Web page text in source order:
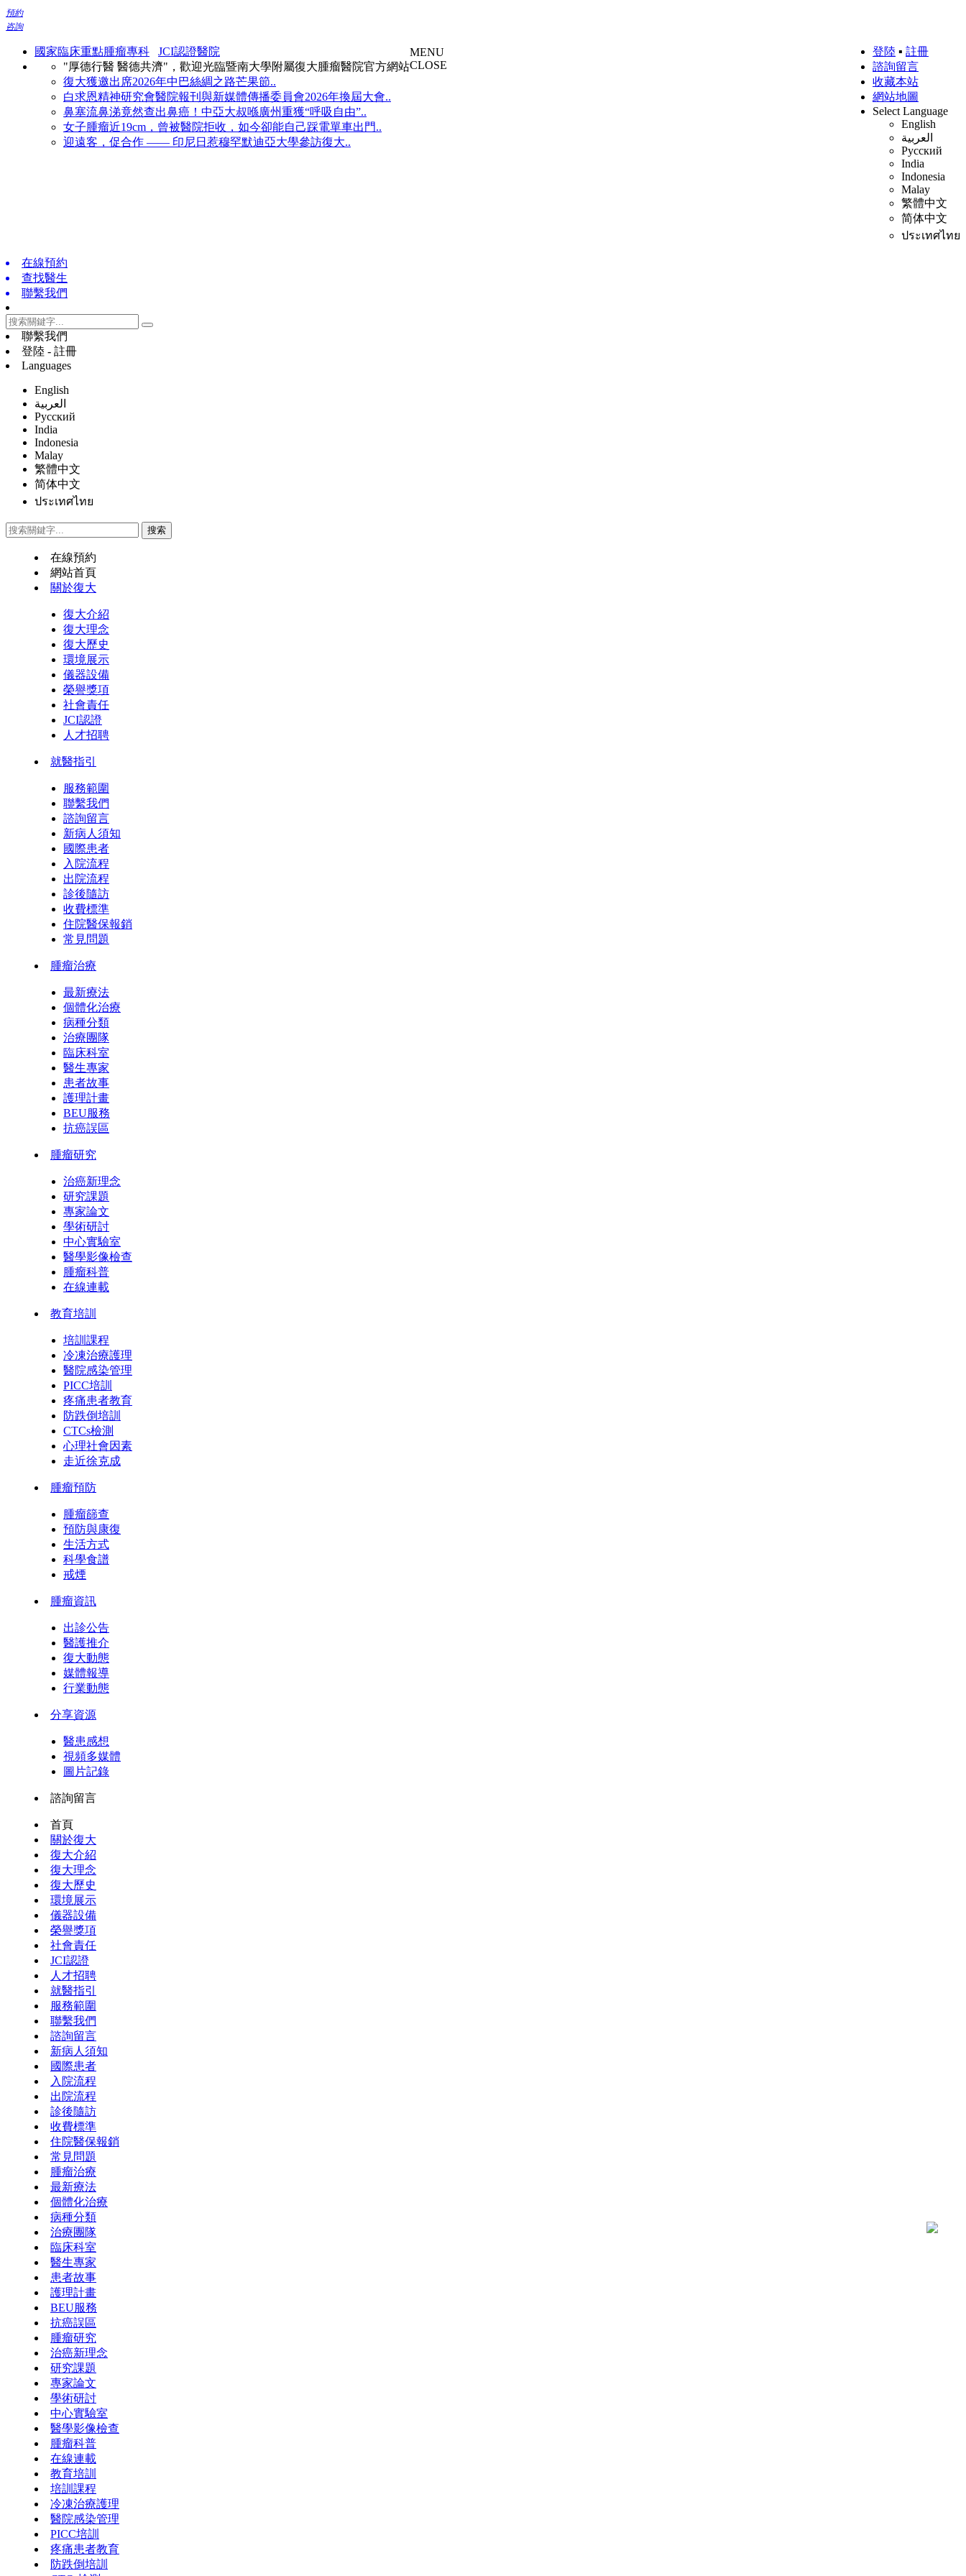
預約
咨詢
國家臨床重點腫瘤專科
JCI認證醫院
"厚德行醫 醫德共濟"，歡迎光臨暨南大學附屬復大腫瘤醫院官方網站
復大獲邀出席2026年中巴絲綢之路芒果節..
白求恩精神研究會醫院報刊與新媒體傳播委員會2026年換屆大會..
鼻塞流鼻涕竟然查出鼻癌！中亞大叔喺廣州重獲“呼吸自由”..
女子腫瘤近19cm，曾被醫院拒收，如今卻能自己踩電單車出門..
迎遠客，促合作 —— 印尼日惹穆罕默迪亞大學參訪復大..
登陸 ▪ 註冊
諮詢留言
收藏本站
網站地圖
Select Language
English
العربية
Русский
India
Indonesia
Malay
繁體中文
简体中文
ประเทศไทย
MENU
CLOSE
在線預約
查找醫生
聯繫我們
聯繫我們
登陸 - 註冊
Languages
English
العربية
Русский
India
Indonesia
Malay
繁體中文
简体中文
ประเทศไทย
在線預約
網站首頁
關於復大
復大介紹
復大理念
復大歷史
環境展示
儀器設備
榮譽獎項
社會責任
JCI認證
人才招聘
就醫指引
服務範圍
聯繫我們
諮詢留言
新病人須知
國際患者
入院流程
出院流程
診後隨訪
收費標準
住院醫保報銷
常見問題
腫瘤治療
最新療法
個體化治療
病種分類
治療團隊
臨床科室
醫生專家
患者故事
護理計畫
BEU服務
抗癌誤區
腫瘤研究
治癌新理念
研究課題
專家論文
學術研討
中心實驗室
醫學影像檢查
腫瘤科普
在線連載
教育培訓
培訓課程
冷凍治療護理
醫院感染管理
PICC培訓
疼痛患者教育
防跌倒培訓
CTCs檢測
心理社會因素
走近徐克成
腫瘤預防
腫瘤篩查
預防與康復
生活方式
科學食譜
戒煙
腫瘤資訊
出診公告
醫護推介
復大動態
媒體報導
行業動態
分享資源
醫患感想
視頻多媒體
圖片記錄
諮詢留言
首頁
關於復大
復大介紹
復大理念
復大歷史
環境展示
儀器設備
榮譽獎項
社會責任
JCI認證
人才招聘
就醫指引
服務範圍
聯繫我們
諮詢留言
新病人須知
國際患者
入院流程
出院流程
診後隨訪
收費標準
住院醫保報銷
常見問題
腫瘤治療
最新療法
個體化治療
病種分類
治療團隊
臨床科室
醫生專家
患者故事
護理計畫
BEU服務
抗癌誤區
腫瘤研究
治癌新理念
研究課題
專家論文
學術研討
中心實驗室
醫學影像檢查
腫瘤科普
在線連載
教育培訓
培訓課程
冷凍治療護理
醫院感染管理
PICC培訓
疼痛患者教育
防跌倒培訓